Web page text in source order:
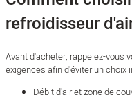
refroidisseur
Avant d'acheter, rappelez-vous
exigences afin d'éviter un choix
Débit d'air et zone de